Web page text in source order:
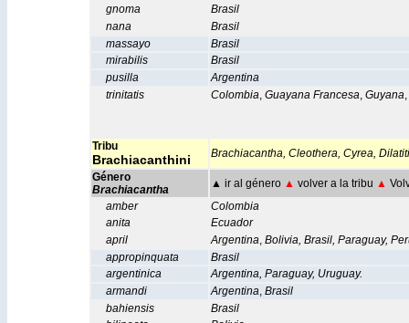
gnoma
Brasil
nana
Brasil
massayo
Brasil
mirabilis
Brasil
pusilla
Argentina
trinitatis
Colombia, Guayana Francesa, Guyana,
Tribu
Brachiacanthini Brachiacantha, Cleothera, Cyrea,
Género
Brachiacantha
▲ ir al género▲ volver a la tribu ▲
amber
Colombia
anita
Ecuador
april
Argentina, Bolivia, Brasil, Paraguay,
appropinquata
Brasil
argentinica
Argentina, Paraguay, Uruguay.
armandi
Argentina, Brasil
bahiensis
Brasil